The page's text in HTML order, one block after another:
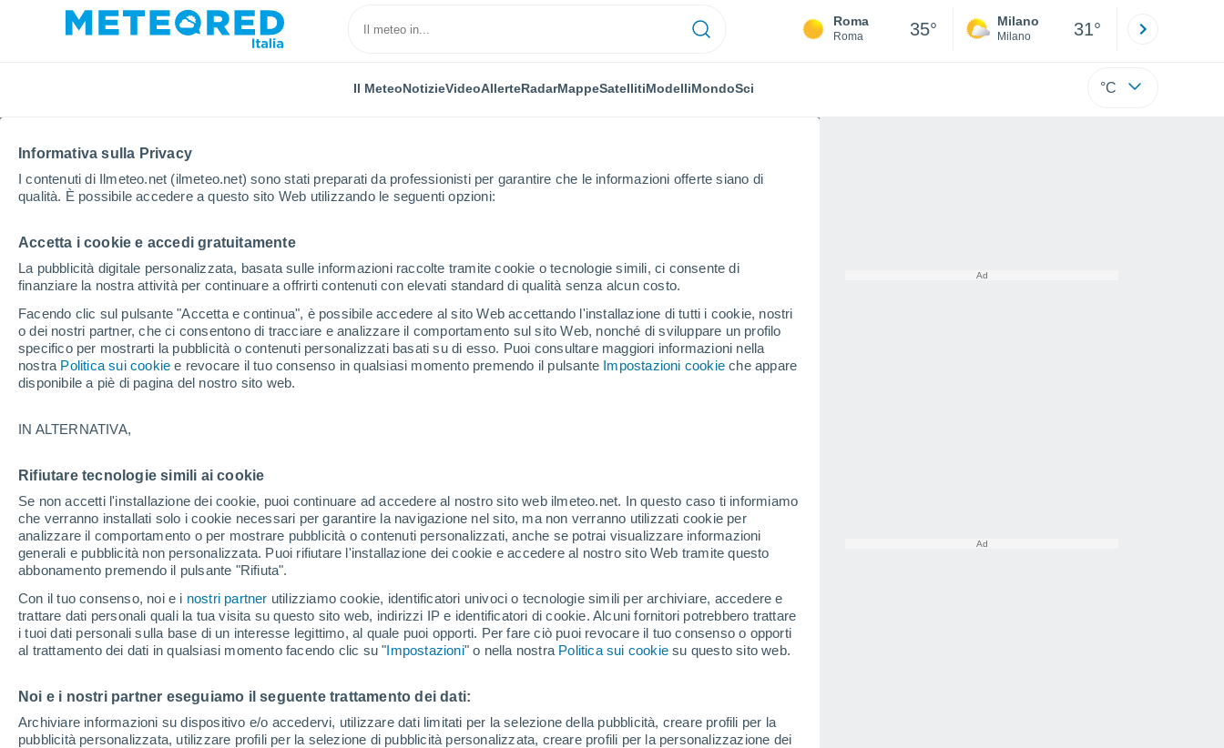
Informativa sulla Privacy
I contenuti di Ilmeteo.net (ilmeteo.net) sono stati preparati da professionisti per garantire che le informazioni offerte siano di
qualità. È possibile accedere a questo sito Web utilizzando le seguenti opzioni:
Accetta i cookie e accedi gratuitamente
La pubblicità digitale personalizzata, basata sulle informazioni raccolte tramite cookie o tecnologie simili, ci consente di
finanziare la nostra attività per continuare a offrirti contenuti con elevati standard di qualità senza alcun costo.
Facendo clic sul pulsante "Accetta e continua", è possibile accedere al sito Web accettando l'installazione di tutti i cookie, nostri
o dei nostri partner, che ci consentono di tracciare e analizzare il comportamento sul sito Web, nonché di sviluppare un profilo
specifico per mostrarti la pubblicità o contenuti personalizzati basati su di esso. Puoi consultare maggiori informazioni nella
nostra Politica sui cookie e revocare il tuo consenso in qualsiasi momento premendo il pulsante Impostazioni cookie che appare
disponibile a piè di pagina del nostro sito web.
IN ALTERNATIVA,
Rifiutare tecnologie simili ai cookie
Se non accetti l'installazione dei cookie, puoi continuare ad accedere al nostro sito web ilmeteo.net. In questo caso ti informiamo
che verranno installati solo i cookie necessari per garantire la navigazione nel sito, ma non verranno utilizzati cookie per
analizzare il comportamento o per mostrare pubblicità o contenuti personalizzati, anche se potrai visualizzare informazioni
generali e pubblicità non personalizzata. Puoi rifiutare l'installazione dei cookie e accedere al nostro sito Web tramite questo
abbonamento premendo il pulsante "Rifiuta".
Con il tuo consenso, noi e i nostri partner utilizziamo cookie, identificatori univoci o tecnologie simili per archiviare, accedere e
trattare dati personali quali la tua visita su questo sito web, indirizzi IP e identificatori di cookie. Alcuni fornitori potrebbero trattare
i tuoi dati personali sulla base di un interesse legittimo, al quale puoi opporti. Per fare ciò puoi revocare il tuo consenso o opporti
al trattamento dei dati in qualsiasi momento facendo clic su "Impostazioni" o nella nostra Politica sui cookie su questo sito web.
Noi e i nostri partner eseguiamo il seguente trattamento dei dati:
Archiviare informazioni su dispositivo e/o accedervi, utilizzare dati limitati per la selezione della pubblicità, creare profili per la
pubblicità personalizzata, utilizzare profili per la selezione di pubblicità personalizzata, creare profili per la personalizzazione dei
Roma
Roma 35° Milano
Milano 31°
Il MeteoNotizieVideoAllerteRadarMappeSatellitiModelliMondoSci °C
Home Algeria Provincia di M´Sila
Il Meteo nella Provincia di M´Sila
Oggi, 9 agosto Tutto il giorno Simbolo
40°
Bou-Saada
25°
Assila
Bir Ghellalia
41°
M´Sila
38°
26°